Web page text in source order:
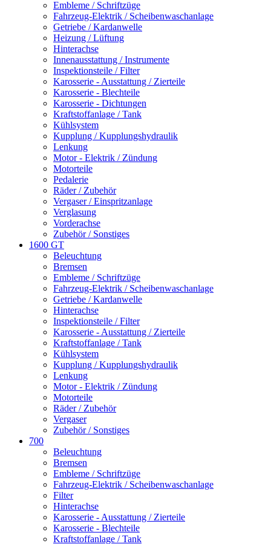
Embleme / Schriftzüge
Fahrzeug-Elektrik / Scheibenwaschanlage
Getriebe / Kardanwelle
Heizung / Lüftung
Hinterachse
Innenausstattung / Instrumente
Inspektionsteile / Filter
Karosserie - Ausstattung / Zierteile
Karosserie - Blechteile
Karosserie - Dichtungen
Kraftstoffanlage / Tank
Kühlsystem
Kupplung / Kupplungshydraulik
Lenkung
Motor - Elektrik / Zündung
Motorteile
Pedalerie
Räder / Zubehör
Vergaser / Einspritzanlage
Verglasung
Vorderachse
Zubehör / Sonstiges
1600 GT
Beleuchtung
Bremsen
Embleme / Schriftzüge
Fahrzeug-Elektrik / Scheibenwaschanlage
Getriebe / Kardanwelle
Hinterachse
Inspektionsteile / Filter
Karosserie - Ausstattung / Zierteile
Kraftstoffanlage / Tank
Kühlsystem
Kupplung / Kupplungshydraulik
Lenkung
Motor - Elektrik / Zündung
Motorteile
Räder / Zubehör
Vergaser
Zubehör / Sonstiges
700
Beleuchtung
Bremsen
Embleme / Schriftzüge
Fahrzeug-Elektrik / Scheibenwaschanlage
Filter
Hinterachse
Karosserie - Ausstattung / Zierteile
Karosserie - Blechteile
Kraftstoffanlage / Tank